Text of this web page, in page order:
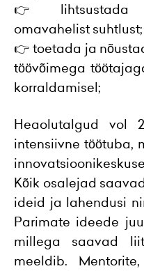
👉 lihtsustada
omavahelist suhtlust;
👉 toetada ja
töövõimega
korraldamisel;
Heaolutalgud vol
intensiivne töötuba,
Kõik osalejad
ideid ja lahendusi
Parimate ideede
millega saavad
meeldib.